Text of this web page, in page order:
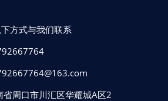
方式与我们联系
省周口市川汇区华耀城A区2